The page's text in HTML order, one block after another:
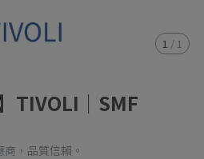
1 / 1
TIVOLI｜SMF
，品質信賴。